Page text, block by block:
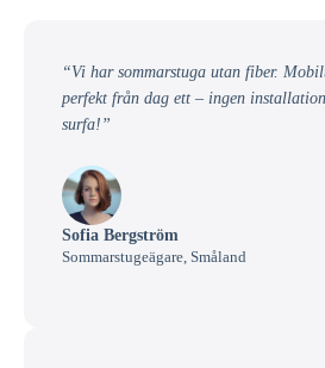
“Vi har sommarstuga utan fiber.
perfekt från dag ett – ingen
surfa!”
Sofia Bergström
Sommarstugeägare, Småland